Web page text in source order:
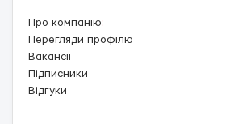
Про компанію:
Перегляди профілю
Вакансії
Підписники
Відгуки